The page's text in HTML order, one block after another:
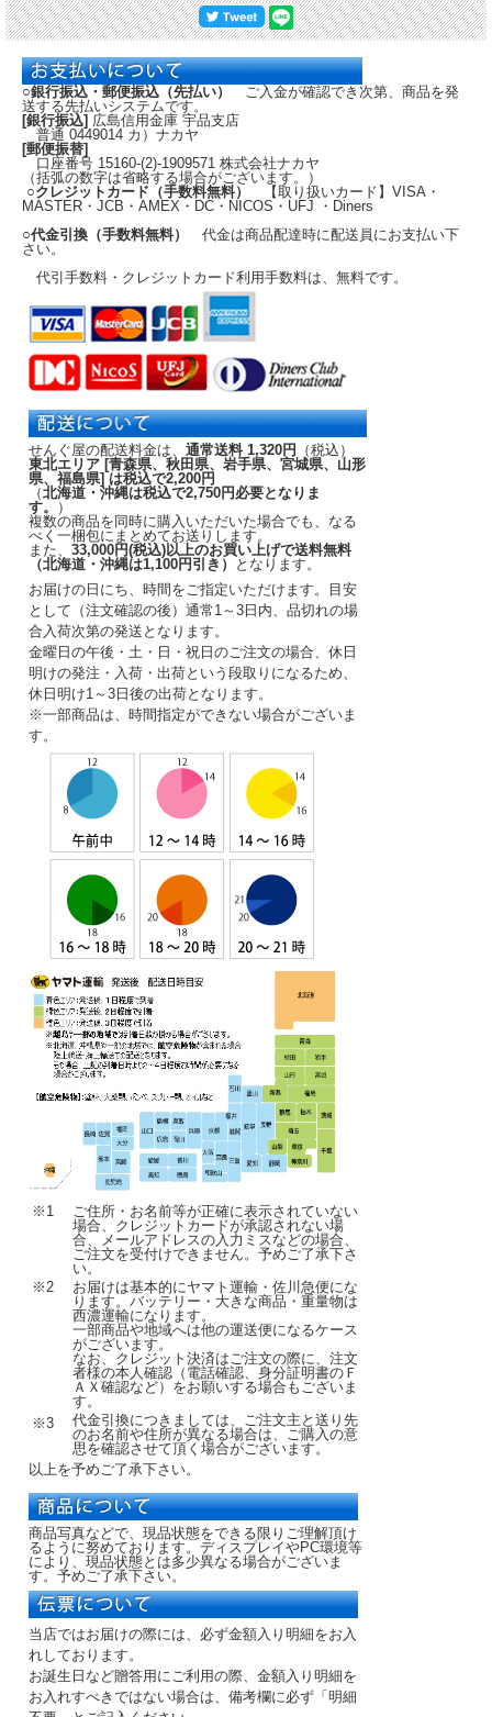
○銀行振込・郵便振込（先払い）
ご入金が確認でき次第、商品を発
送する先払いシステムです。
[銀行振込] 広島信用金庫 宇品支店
普通 0449014 カ）ナカヤ
[郵便振替]
口座番号 15160-(2)-1909571 株式会社ナカヤ
（括弧の数字は省略する場合がございます。）
○クレジットカード（手数料無料）
【取り扱いカード】VISA・
MASTER・JCB・AMEX・DC・NICOS・UFJ ・Diners
○代金引換（手数料無料） 代金は商品配達時に配送員にお支払い下
さい。
代引手数料・クレジットカード利用手数料は、無料です。
せんぐ屋の配送料金は、 通常送料 1,320円
（税込）
東北エリア [青森県、秋田県、岩手県、宮城県、山形
県、福島県] は税込で2,200円
（北海道・沖縄は税込で2,750円必要となりま
す。
）
複数の商品を同時に購入いただいた場合でも、なる
べく一梱包にまとめてお送りします。
また、 33,000円(税込)以上のお買い上げで送料無料
（北海道・沖縄は1,100円引き）
となります。
お届けの日にち、時間をご指定いただけます。
目安
として（注文確認の後） 通常1～3日内、品切れの場
合入荷次第の発送となります。
金曜日の午後・土・日・祝日のご注文の場合、休日
明けの発注・入荷・出荷という段取りになるため、
休日明け1～3日後の出荷となります。
※一部商品は、時間指定ができない場合がございま
す。
※1
ご住所・お名前等が正確に表示されていない
場合、クレジットカードが承認されない場
合、メールアドレスの入力ミスなどの場合、
ご注文を受付けできません。予めご了承下さ
い。
※2
お届けは基本的にヤマト運輸・佐川急便にな
ります。バッテリー・大きな商品・重量物は
西濃運輸になります。
一部商品や地域へは他の運送便になるケース
がございます。
なお、クレジット決済はご注文の際に、注文
者様の本人確認（電話確認、身分証明書のＦ
ＡＸ確認など）をお願いする場合もございま
す。
※3
代金引換につきましては、ご注文主と送り先
のお名前や住所が異なる場合は、ご購入の意
思を確認させて頂く場合がございます。
以上を予めご了承下さい。
商品写真などで、現品状態をできる限りご理解頂け
るように努めております。ディスプレイやPC環境等
により、現品状態とは多少異なる場合がございま
す。予めご了承下さい。
当店ではお届けの際には、必ず金額入り明細をお入
れしております。
お誕生日など贈答用にご利用の際、金額入り明細を
お入れすべきではない場合は、備考欄に必ず「明細